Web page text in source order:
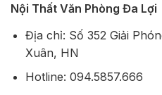
Nội Thất Văn Phòng Đa Lợi
Địa chỉ: Số 352 Giải
Xuân, HN
Hotline: 094.5857.666